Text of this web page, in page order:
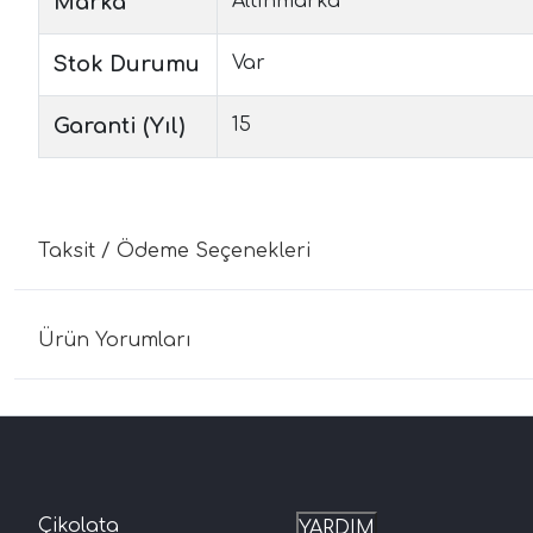
Stok Durumu Var
Garanti (Yıl) 15
Taksit / Ödeme Seçenekleri
Ürün Yorumları
Çikolata YARDIM